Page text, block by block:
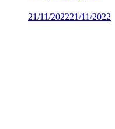
21/11/202221/11/2022